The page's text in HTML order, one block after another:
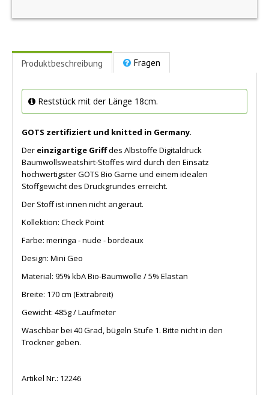
Produktbeschreibung Fragen
Reststück mit der Länge 18cm.
GOTS zertifiziert und knitted in Germany.
Der einzigartige Griffdes Albstoffe Digitaldruck
Baumwollsweatshirt-Stoffes wird durch den Einsatz
hochwertigster GOTS Bio Garne und einem idealen
Stoffgewicht des Druckgrundes erreicht.
Der Stoff ist innen nicht angeraut.
Kollektion: Check Point
Farbe: meringa - nude - bordeaux
Design: Mini Geo
Material: 95% kbA Bio-Baumwolle / 5% Elastan
Breite: 170 cm (Extrabreit)
Gewicht: 485g / Laufmeter
Waschbar bei 40 Grad, bügeln Stufe 1. Bitte nicht in den
Trockner geben.
Artikel Nr.: 12246